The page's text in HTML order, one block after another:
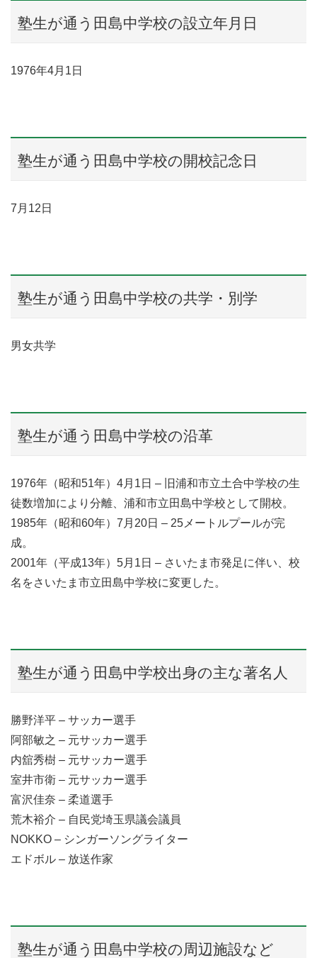
塾生が通う田島中学校の設立年月日
1976年4月1日
塾生が通う田島中学校の開校記念日
7月12日
塾生が通う田島中学校の共学・別学
男女共学
塾生が通う田島中学校の沿革
1976年（昭和51年）4月1日 – 旧浦和市立土合中学校の生
徒数増加により分離、浦和市立田島中学校として開校。
1985年（昭和60年）7月20日 – 25メートルプールが完
成。
2001年（平成13年）5月1日 – さいたま市発足に伴い、校
名をさいたま市立田島中学校に変更した。
塾生が通う田島中学校出身の主な著名人
勝野洋平 – サッカー選手
阿部敏之 – 元サッカー選手
内舘秀樹 – 元サッカー選手
室井市衛 – 元サッカー選手
富沢佳奈 – 柔道選手
荒木裕介 – 自民党埼玉県議会議員
NOKKO – シンガーソングライター
エドボル – 放送作家
塾生が通う田島中学校の周辺施設など